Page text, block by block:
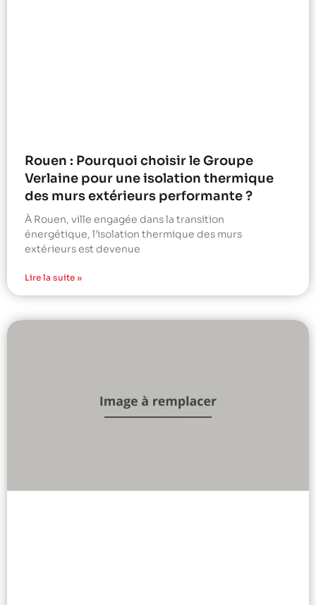
Rouen : Pourquoi choisir le Groupe
Verlaine pour une isolation thermique
des murs extérieurs performante ?
À Rouen, ville engagée dans la transition
énergétique, l’isolation thermique des murs
extérieurs est devenue
Lire la suite »